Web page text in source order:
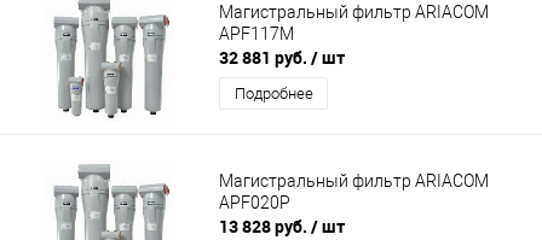
Магистральный фильтр ARIACOM
APF117М
32 881 руб. / шт
Подробнее
Магистральный фильтр ARIACOM
APF020P
13 828 руб. / шт